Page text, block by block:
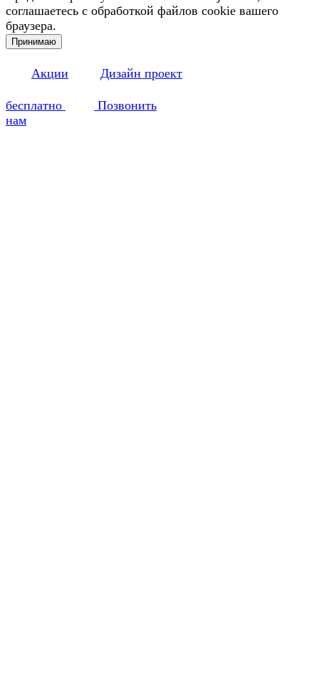
соглашаетесь с обработкой файлов cookie вашего
браузера.
Принимаю
Акции Дизайн проект
бесплатно
Позвонить
нам